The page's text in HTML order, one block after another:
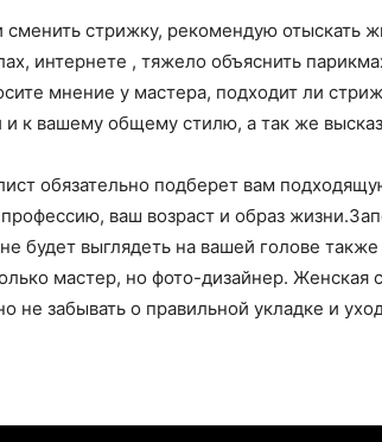
сменить стрижку, рекомендую отыскать
интернете , тяжело объяснить
мнение у мастера, подходит ли
к вашему общему стилю, а так же
обязательно подберет вам
ваш возраст и образ
будет выглядеть на вашей голове
мастер, но фото-дизайнер. Женская
не забывать о правильной укладке и